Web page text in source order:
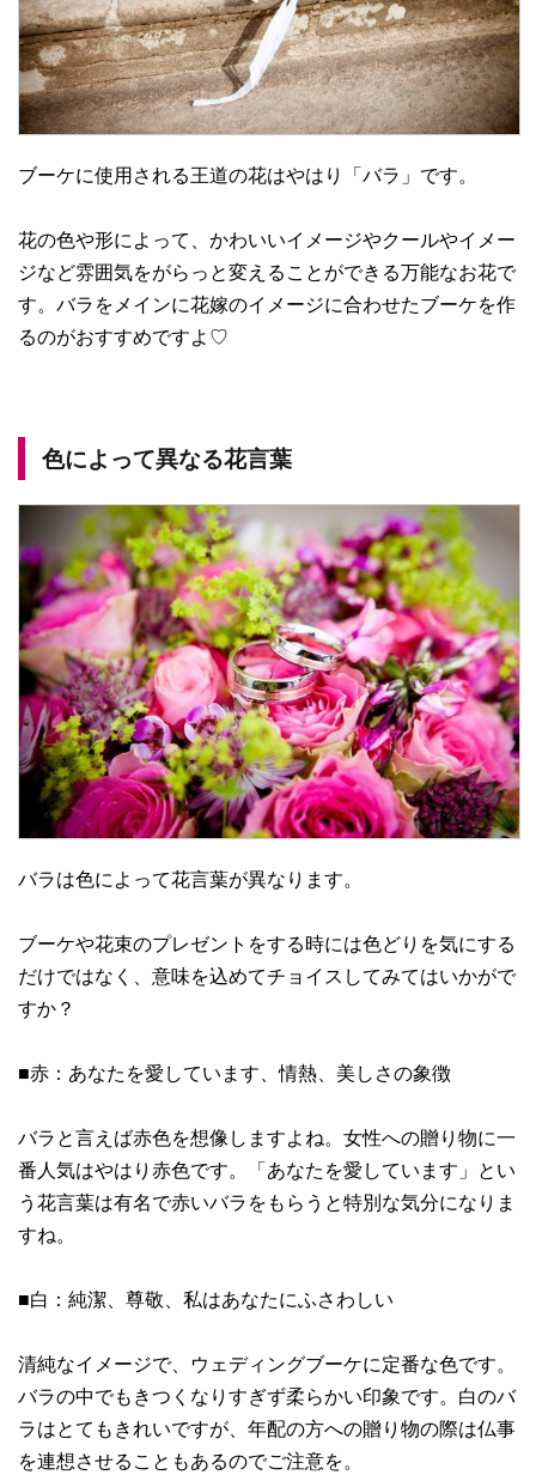
ブーケに使用される王道の花はやはり「バラ」です。
花の色や形によって、かわいいイメージやクールやイメー
ジなど雰囲気をがらっと変えることができる万能なお花で
す。バラをメインに花嫁のイメージに合わせたブーケを作
るのがおすすめですよ♡
色によって異なる花言葉
バラは色によって花言葉が異なります。
ブーケや花束のプレゼントをする時には色どりを気にする
だけではなく、意味を込めてチョイスしてみてはいかがで
すか？
■赤：あなたを愛しています、情熱、美しさの象徴
バラと言えば赤色を想像しますよね。女性への贈り物に一
番人気はやはり赤色です。「あなたを愛しています」とい
う花言葉は有名で赤いバラをもらうと特別な気分になりま
すね。
■白：純潔、尊敬、私はあなたにふさわしい
清純なイメージで、ウェディングブーケに定番な色です。
バラの中でもきつくなりすぎず柔らかい印象です。白のバ
ラはとてもきれいですが、年配の方への贈り物の際は仏事
を連想させることもあるのでご注意を。